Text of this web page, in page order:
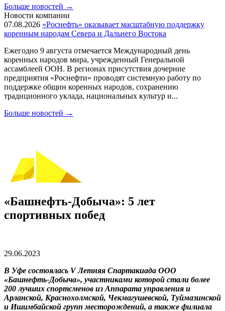
Больше новостей →
Новости компании
07.08.2026 «Роснефть» оказывает масштабную поддержку
коренным народам Севера и Дальнего Востока
Ежегодно 9 августа отмечается Международный день
коренных народов мира, учрежденный Генеральной
ассамблеей ООН. В регионах присутствия дочерние
предприятия «Роснефти» проводят системную работу по
поддержке общин коренных народов, сохранению
традиционного уклада, национальных культур и...
Больше новостей →
«Башнефть-Добыча»: 5 лет
спортивных побед
29.06.2023
В Уфе состоялась V Летняя Спартакиада ООО
«Башнефть-Добыча», участниками которой стали более
200 лучших спортсменов из Аппарата управления и
Арланской, Краснохолмской, Чекмагушевской, Туймазинской
и Ишимбайской групп месторождений, а также филиала